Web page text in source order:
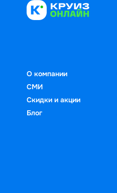
О компании
СМИ
Скидки и акции
Блог